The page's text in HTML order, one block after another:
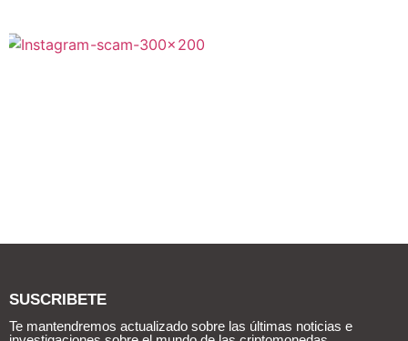
SUSCRIBETE
Te mantendremos actualizado sobre las últimas noticias e